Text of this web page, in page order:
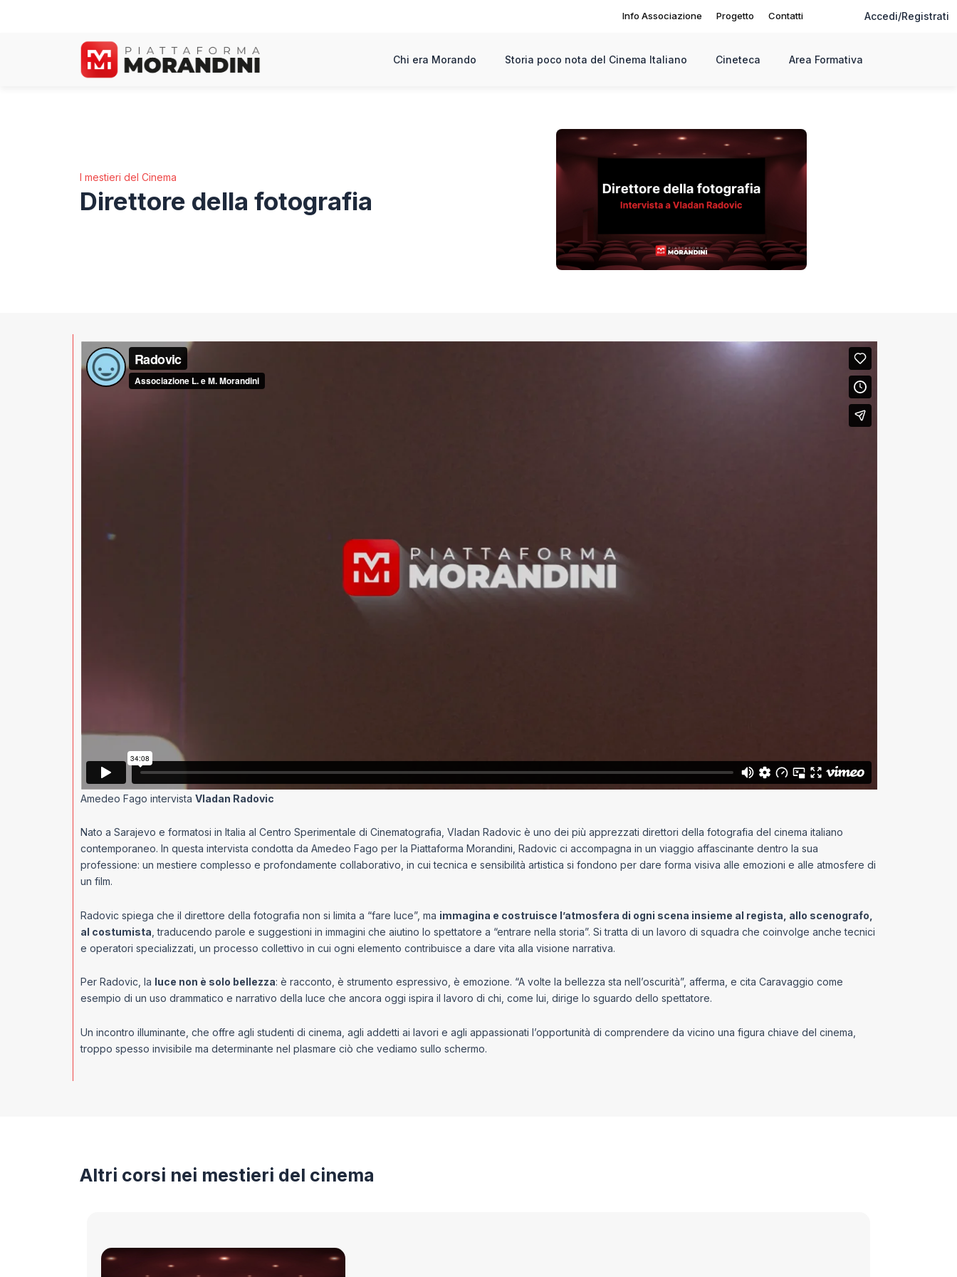
Info Associazione Progetto Contatti Accedi/Registrati
Chi era Morando Storia poco nota del Cinema Italiano Cineteca Area Formativa
I mestieri del Cinema
Direttore della fotografia
Amedeo Fago intervista Vladan Radovic
Nato a Sarajevo e formatosi in Italia al Centro Sperimentale di Cinematografia, Vladan Radovic è uno dei più apprezzati direttori della fotografia del cinema italiano
contemporaneo. In questa intervista condotta da Amedeo Fago per la Piattaforma Morandini, Radovic ci accompagna in un viaggio affascinante dentro la sua
professione: un mestiere complesso e profondamente collaborativo, in cui tecnica e sensibilità artistica si fondono per dare forma visiva alle emozioni e alle atmosfere di
un film.
Radovic spiega che il direttore della fotografia non si limita a “fare luce”, ma immagina e costruisce l’atmosfera di ogni scena insieme al regista, allo scenografo,
al costumista , traducendo parole e suggestioni in immagini che aiutino lo spettatore a “entrare nella storia”. Si tratta di un lavoro di squadra che coinvolge anche tecnici
e operatori specializzati, un processo collettivo in cui ogni elemento contribuisce a dare vita alla visione narrativa.
Per Radovic, la luce non è solo bellezza: è racconto, è strumento espressivo, è emozione. “A volte la bellezza sta nell’oscurità”, afferma, e cita Caravaggio come
esempio di un uso drammatico e narrativo della luce che ancora oggi ispira il lavoro di chi, come lui, dirige lo sguardo dello spettatore.
Un incontro illuminante, che offre agli studenti di cinema, agli addetti ai lavori e agli appassionati l’opportunità di comprendere da vicino una figura chiave del cinema,
troppo spesso invisibile ma determinante nel plasmare ciò che vediamo sullo schermo.
Altri corsi nei mestieri del cinema